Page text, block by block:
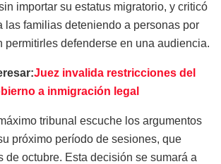
importar su estatus migratorio, y criticó
las familias deteniendo a personas por
permitirles defenderse en una audiencia.
Juez invalida restricciones del
a inmigración legal
tribunal escuche los argumentos
próximo período de sesiones, que
de octubre. Esta decisión se sumará a